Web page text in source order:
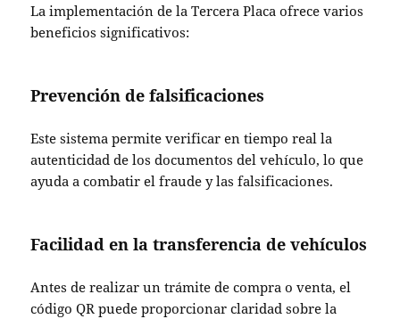
La implementación de la Tercera Placa ofrece varios
beneficios significativos:
Prevención de falsificaciones
Este sistema permite verificar en tiempo real la
autenticidad de los documentos del vehículo, lo que
ayuda a combatir el fraude y las falsificaciones.
Facilidad en la transferencia de vehículos
Antes de realizar un trámite de compra o venta, el
código QR puede proporcionar claridad sobre la